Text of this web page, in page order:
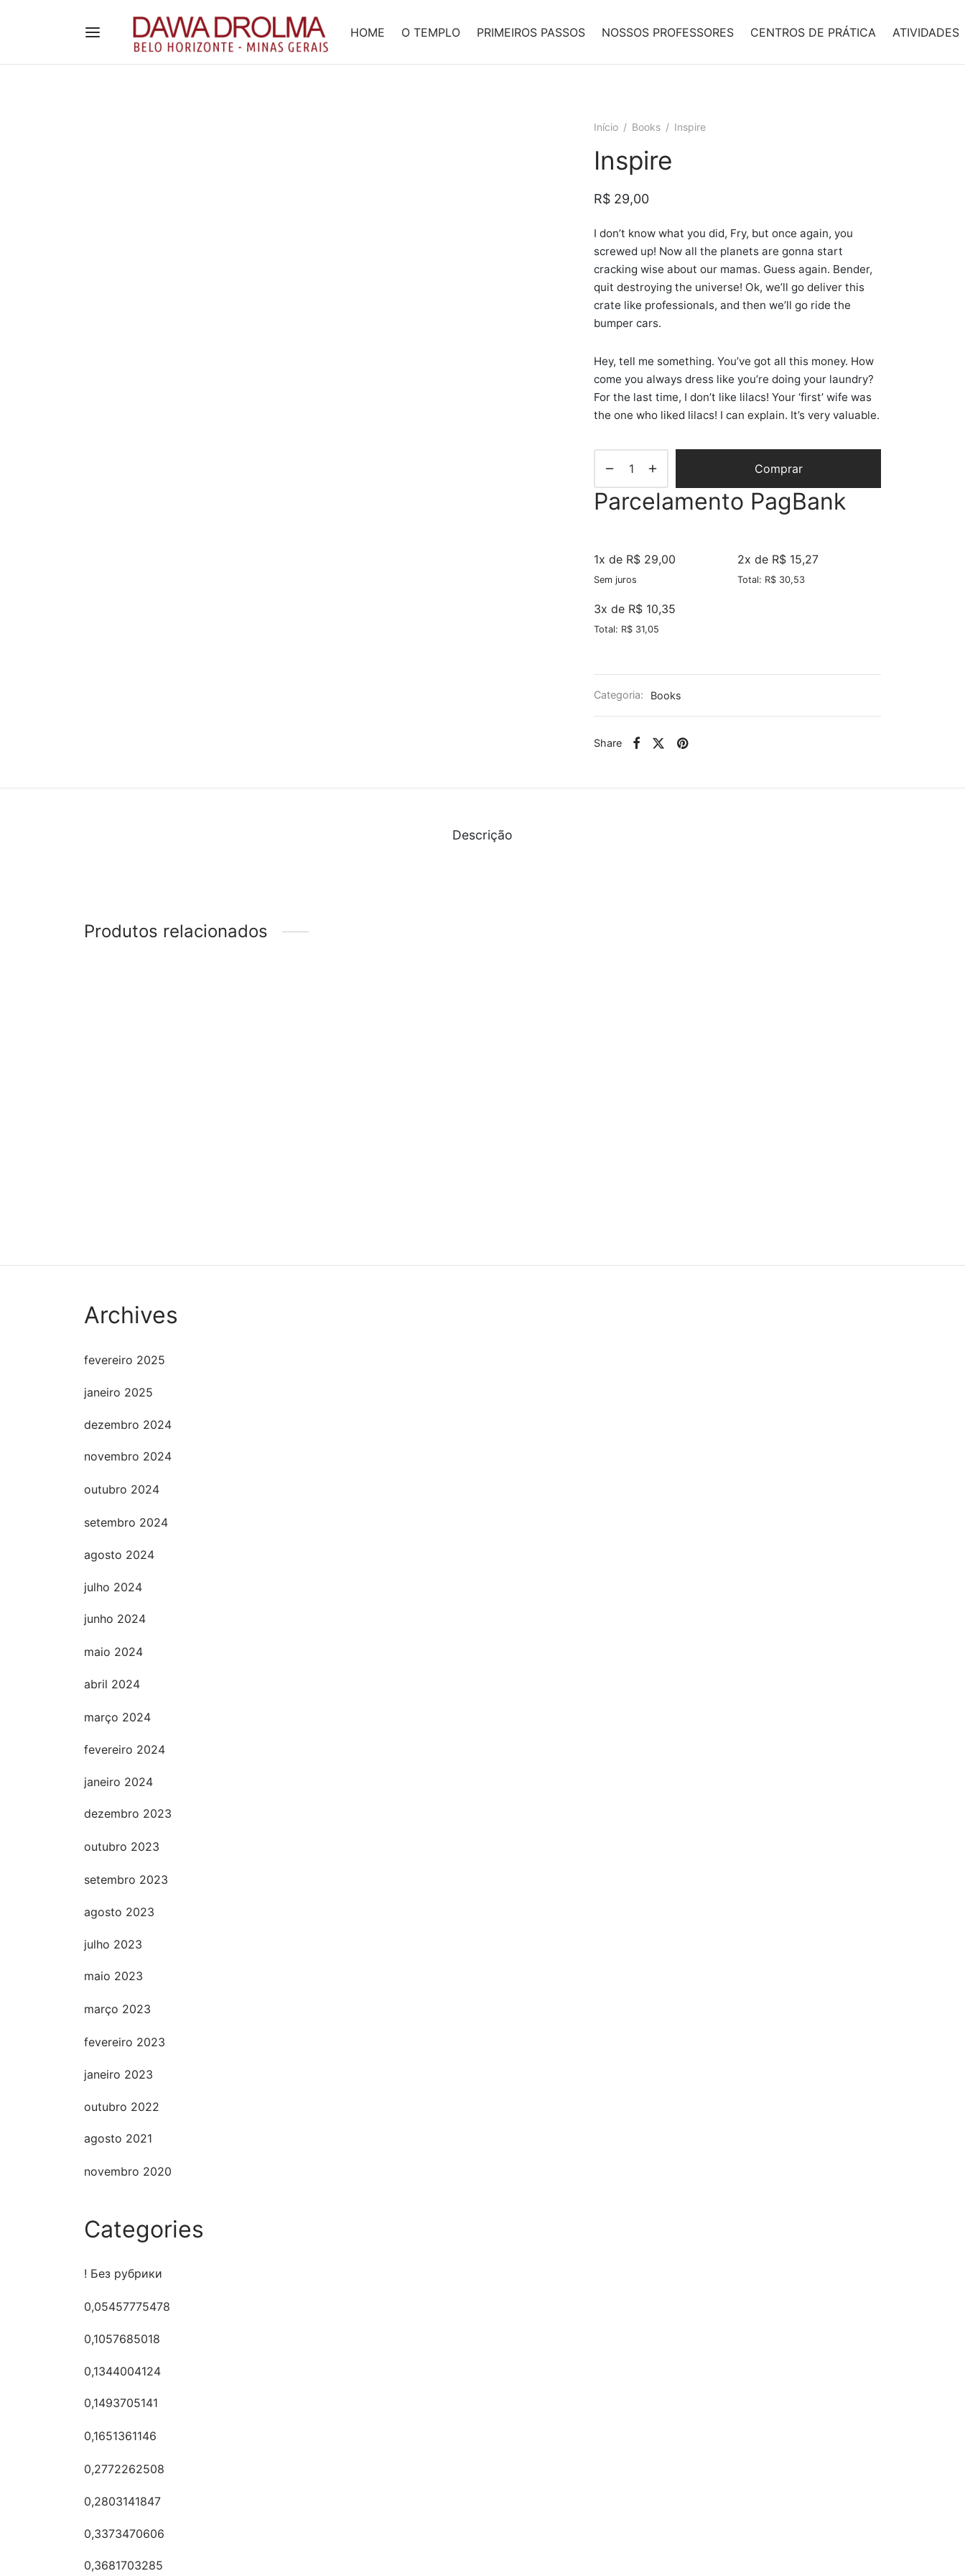
HOME O TEMPLO PRIMEIROS PASSOS NOSSOS PROFESSORES CENTROS DE PRÁTICA ATIVIDADES
Início / Books / Inspire
Inspire
R$ 29,00
I don’t know what you did, Fry, but once again, you
screwed up! Now all the planets are gonna start
cracking wise about our mamas. Guess again. Bender,
quit destroying the universe! Ok, we’ll go deliver this
crate like professionals, and then we’ll go ride the
bumper cars.
Hey, tell me something. You’ve got all this money. How
come you always dress like you’re doing your laundry?
For the last time, I don’t like lilacs! Your ‘first’ wife was
the one who liked lilacs! I can explain. It’s very valuable.
Comprar
Parcelamento PagBank
1x de R$ 29,00
Sem juros
2x de R$ 15,27
Total: R$ 30,53
3x de R$ 10,35
Total: R$ 31,05
Categoria: Books
Share
Descrição
Produtos relacionados
Archives
fevereiro 2025
janeiro 2025
dezembro 2024
novembro 2024
outubro 2024
setembro 2024
agosto 2024
julho 2024
junho 2024
maio 2024
abril 2024
março 2024
fevereiro 2024
janeiro 2024
dezembro 2023
outubro 2023
setembro 2023
agosto 2023
julho 2023
maio 2023
março 2023
fevereiro 2023
janeiro 2023
outubro 2022
agosto 2021
novembro 2020
Categories
! Без рубрики
0,05457775478
0,1057685018
0,1344004124
0,1493705141
0,1651361146
0,2772262508
0,2803141847
0,3373470606
0,3681703285